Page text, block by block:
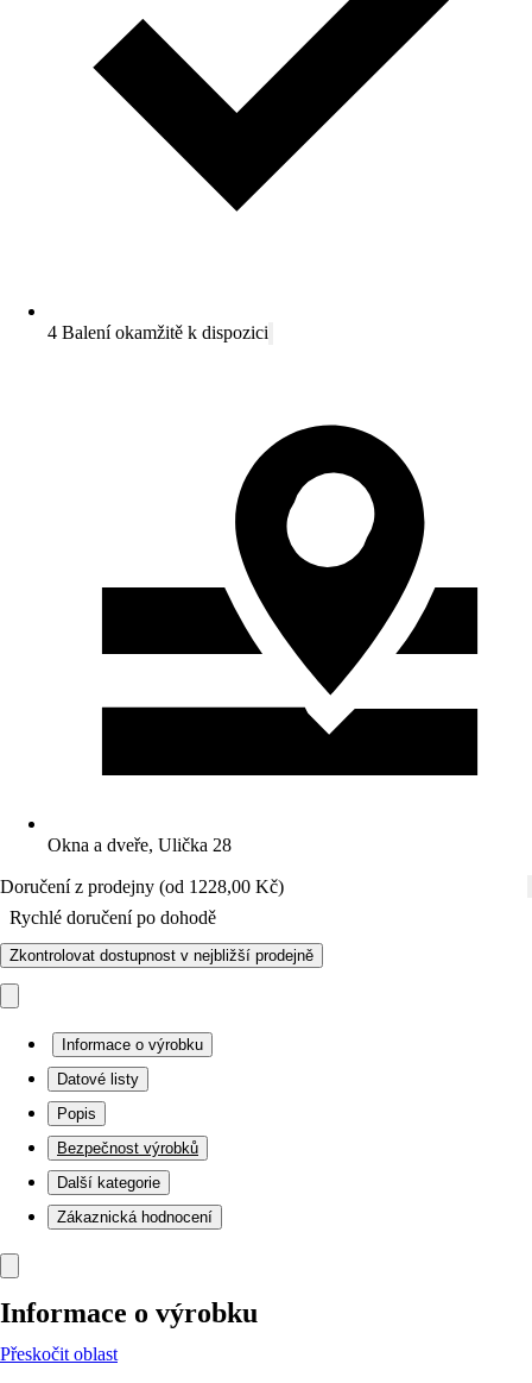
4 Balení okamžitě k dispozici
Okna a dveře, Ulička 28
Doručení z prodejny (od 1228,00 Kč)
Rychlé doručení po dohodě
Zkontrolovat dostupnost v nejbližší prodejně
Informace o výrobku
Datové listy
Popis
Bezpečnost výrobků
Další kategorie
Zákaznická hodnocení
Informace o výrobku
Přeskočit oblast